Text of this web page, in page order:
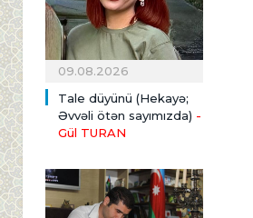
09.08.2026
Tale düyünü (Hekayə;
Əvvəli ötən sayımızda) -
Gül TURAN